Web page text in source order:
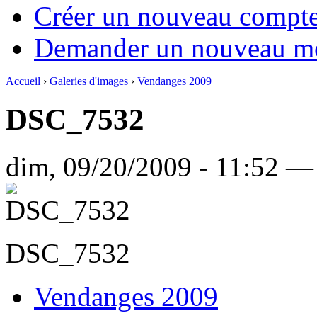
Créer un nouveau
Demander un nouveau
Accueil › Galeries d'images › Vendanges 2009
DSC_7532
dim, 09/20/2009 - 11:52 —
DSC_7532
Vendanges 2009